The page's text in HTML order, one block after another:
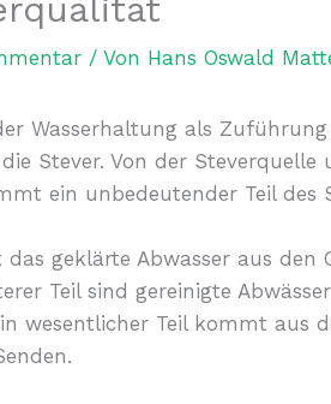
/ Von Hans Oswald
Wasserhaltung als
Stever. Von der Steverquelle
ein unbedeutender Teil des
das geklärte Abwasser aus den
Teil sind gereinigte
wesentlicher Teil kommt aus